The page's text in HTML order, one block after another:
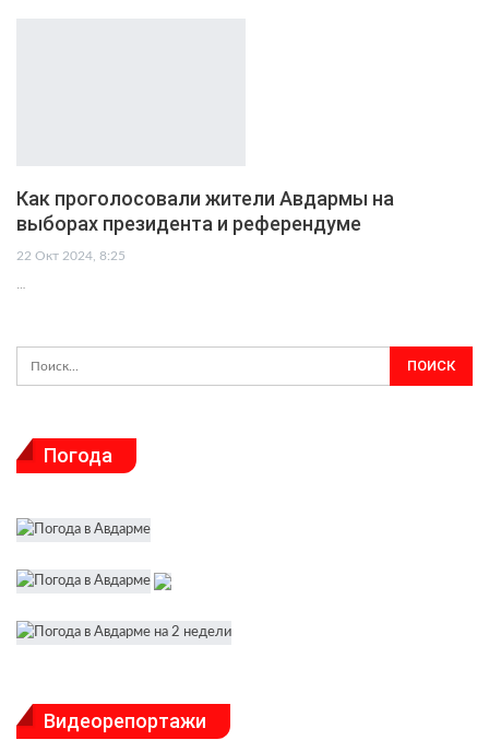
Как проголосовали жители Авдармы на
выборах президента и референдуме
22 Окт 2024, 8:25
Погода
Видеорепортажи